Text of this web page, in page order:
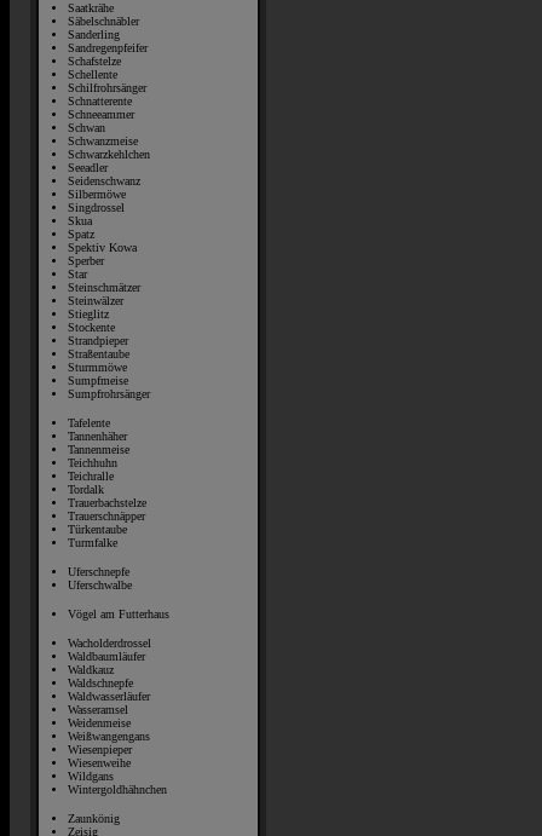
Saatkrähe
Säbelschnäbler
Sanderling
Sandregenpfeifer
Schafstelze
Schellente
Schilfrohrsänger
Schnatterente
Schneeammer
Schwan
Schwanzmeise
Schwarzkehlchen
Seeadler
Seidenschwanz
Silbermöwe
Singdrossel
Skua
Spatz
Spektiv Kowa
Sperber
Star
Steinschmätzer
Steinwälzer
Stieglitz
Stockente
Strandpieper
Straßentaube
Sturmmöwe
Sumpfmeise
Sumpfrohrsänger
Tafelente
Tannenhäher
Tannenmeise
Teichhuhn
Teichralle
Tordalk
Trauerbachstelze
Trauerschnäpper
Türkentaube
Turmfalke
Uferschnepfe
Uferschwalbe
Vögel am Futterhaus
Wacholderdrossel
Waldbaumläufer
Waldkauz
Waldschnepfe
Waldwasserläufer
Wasseramsel
Weidenmeise
Weißwangengans
Wiesenpieper
Wiesenweihe
Wildgans
Wintergoldhähnchen
Zaunkönig
Zeisig